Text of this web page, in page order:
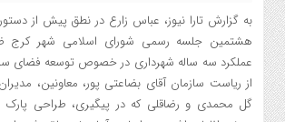
به گزارش تارا نیوز، عباس زارع در نطق پیش از
هشتمین جلسه رسمی شورای اسلامی شهر کرج
عملکرد سه ساله شهرداری در خصوص توسعه فضای
از ریاست سازمان آقای بضاعتی پور، معاونین،
گل محمدی و رضاقلی که در پیگیری، طراحی پارک